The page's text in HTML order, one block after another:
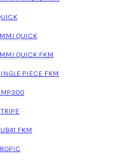
QUICK
QUICK FKM
PIECE FKM
FKM